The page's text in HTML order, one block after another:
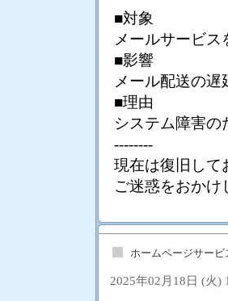
■対象
メールサービ
■影響
メール配送の
■理由
システム障害の
--------
現在は復旧して
ご迷惑をおかけ
ホームページサー
2025年02月18日 (火)